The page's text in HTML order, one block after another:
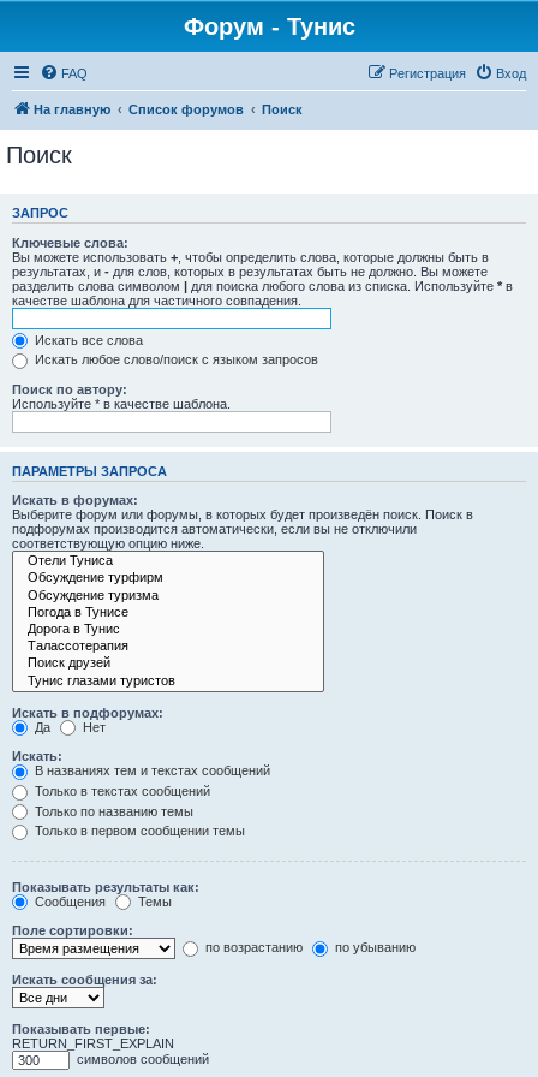
Форум - Тунис
FAQ Вход
Регистрация
На главную Список форумов Поиск
Поиск
ЗАПРОС
Ключевые слова:
Вы можете использовать + , чтобы определить слова, которые должны быть в
результатах, и - для слов, которых в результатах быть не должно. Вы можете
разделить слова символом | для поиска любого слова из списка. Используйте * в
качестве шаблона для частичного совпадения.
Искать все слова
Искать любое слово/поиск с языком запросов
Поиск по автору:
Используйте * в качестве шаблона.
ПАРАМЕТРЫ ЗАПРОСА
Искать в форумах:
Выберите форум или форумы, в которых будет произведён поиск. Поиск в
подфорумах производится автоматически, если вы не отключили
соответствующую опцию ниже.
Искать в подфорумах:
Да
Нет
Искать:
В названиях тем и текстах сообщений
Только в текстах сообщений
Только по названию темы
Только в первом сообщении темы
Показывать результаты как:
Сообщения
Темы
Поле сортировки:
по возрастанию
по убыванию
Искать сообщения за:
Показывать первые:
RETURN_FIRST_EXPLAIN
символов сообщений